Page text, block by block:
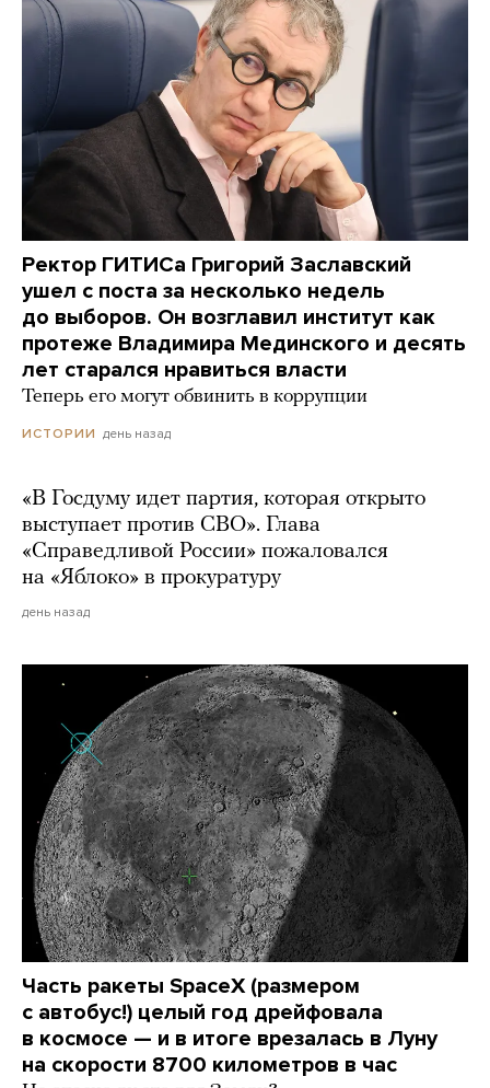
Ректор ГИТИСа Григорий Заславский
ушел с поста за несколько недель
до выборов. Он возглавил институт как
протеже Владимира Мединского и десять
лет старался нравиться власти
Теперь его могут обвинить в коррупции
ИСТОРИИ день назад
«В Госдуму идет партия, которая открыто
выступает против СВО». Глава
«Справедливой России» пожаловался
на «Яблоко» в прокуратуру
день назад
Часть ракеты SpaceX (размером
с автобус!) целый год дрейфовала
в космосе — и в итоге врезалась в Луну
на скорости 8700 километров в час